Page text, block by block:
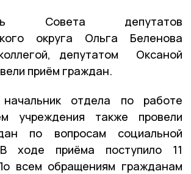
Совета депутатов
округа Ольга Беленова
депутатом Оксаной
приём граждан.
отдела по работе
учреждения также провели
по вопросам социальной
ходе приёма поступило 11
всем обращениям гражданам